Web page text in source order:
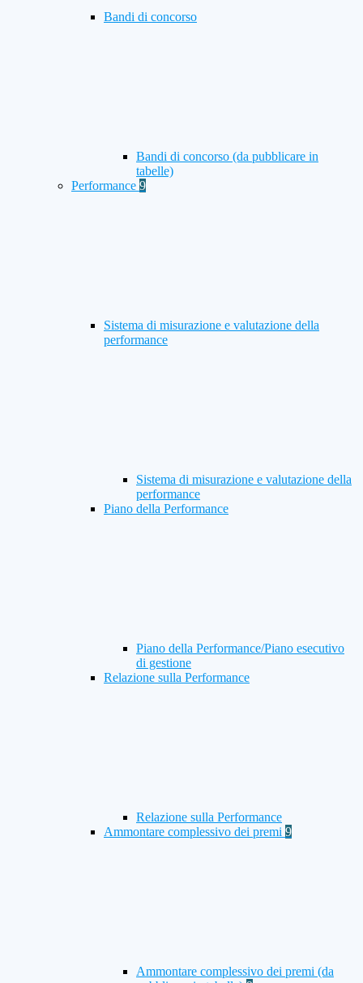
Bandi di concorso
Bandi di concorso (da pubblicare in
tabelle)
Performance 9
Sistema di misurazione e valutazione della
performance
Sistema di misurazione e valutazione della
performance
Piano della Performance
Piano della Performance/Piano esecutivo
di gestione
Relazione sulla Performance
Relazione sulla Performance
Ammontare complessivo dei premi 9
Ammontare complessivo dei premi (da